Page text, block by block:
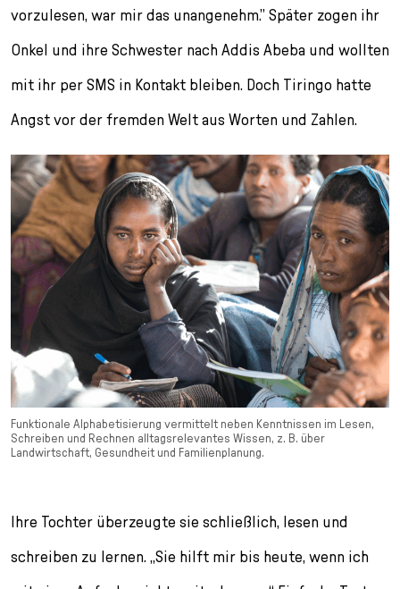
vorzulesen, war mir das unangenehm.” Später zogen ihr
Onkel und ihre Schwester nach Addis Abeba und wollten
mit ihr per SMS in Kontakt bleiben. Doch Tiringo hatte
Angst vor der fremden Welt aus Worten und Zahlen.
Funktionale Alphabetisierung vermittelt neben Kenntnissen im Lesen,
Schreiben und Rechnen alltagsrelevantes Wissen, z. B. über
Landwirtschaft, Gesundheit und Familienplanung.
Ihre Tochter überzeugte sie schließlich, lesen und
schreiben zu lernen. „Sie hilft mir bis heute, wenn ich